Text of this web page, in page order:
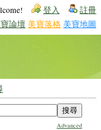
登入 註冊
論壇 美寶落格 美寶地圖
Advanced